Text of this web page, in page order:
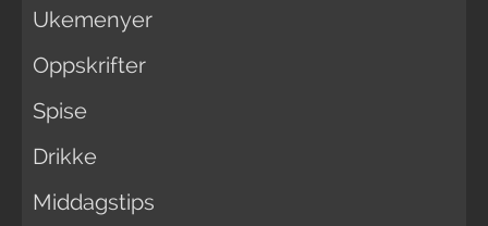
Ukemenyer
Oppskrifter
Spise
Drikke
Middagstips